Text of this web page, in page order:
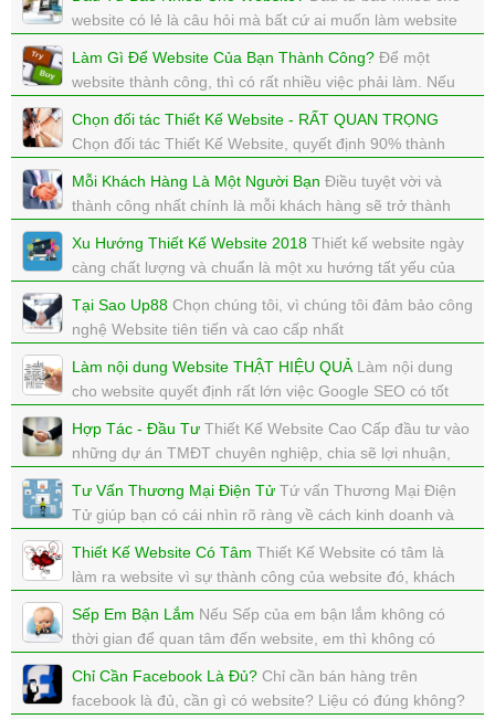
website có lẻ là câu hỏi mà bất cứ ai muốn làm website
Làm Gì Để Website Của Bạn Thành Công? Để một
website thành công, thì có rất nhiều việc phải làm. Nếu
xem: 5354 | cập nhật: 12/01/2018 15:00
Chọn đối tác Thiết Kế Website - RẤT QUAN TRỌNG
Chọn đối tác Thiết Kế Website, quyết định 90% thành
xem: 6581 | cập nhật: 12/01/2018 14:59
Mỗi Khách Hàng Là Một Người Bạn Điều tuyệt vời và
thành công nhất chính là mỗi khách hàng sẽ trở thành
xem: 9235 | cập nhật: 12/01/2018 14:58
Xu Hướng Thiết Kế Website 2018 Thiết kế website ngày
càng chất lượng và chuẩn là một xu hướng tất yếu của
xem: 3258 | cập nhật: 10/01/2018 21:29
Tại Sao Up88 Chọn chúng tôi, vì chúng tôi đảm bảo công
nghệ Website tiên tiến và cao cấp nhất
Làm nội dung Website THẬT HIỆU QUẢ Làm nội dung
cho website quyết định rất lớn việc Google SEO có tốt
hàng không.
xem: 3400 | cập nhật: 16/12/2017 15:55
Hợp Tác - Đầu Tư Thiết Kế Website Cao Cấp đầu tư vào
những dự án TMĐT chuyên nghiệp, chia sẽ lợi nhuận,
xem: 9558 | cập nhật: 16/12/2017 15:55
Tư Vấn Thương Mại Điện Tử Tứ vấn Thương Mại Điện
Tử giúp bạn có cái nhìn rõ ràng về cách kinh doanh và
Thiết Kế Website Có Tâm Thiết Kế Website có tâm là
làm ra website vì sự thành công của website đó, khách
xem: 5507 | cập nhật: 16/12/2017 15:48
Sếp Em Bận Lắm Nếu Sếp của em bận lắm không có
thời gian để quan tâm đến website, em thì không có
Chỉ Cần Facebook Là Đủ? Chỉ cần bán hàng trên
facebook là đủ, cần gì có website? Liệu có đúng không?